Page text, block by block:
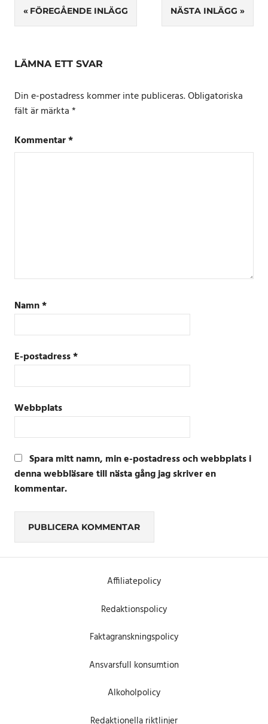
Inläggsnavigering
FÖREGÅENDE INLÄGG NÄSTA INLÄGG
LÄMNA ETT SVAR
Din e-postadress kommer inte publiceras.Obligatoriska
fält är märkta*
Kommentar*
Namn*
E-postadress*
Webbplats
Spara mitt namn, min e-postadress och webbplats i
denna webbläsare till nästa gång jag skriver en
kommentar.
Affiliatepolicy
Redaktionspolicy
Faktagranskningspolicy
Ansvarsfull konsumtion
Alkoholpolicy
Redaktionella riktlinjer